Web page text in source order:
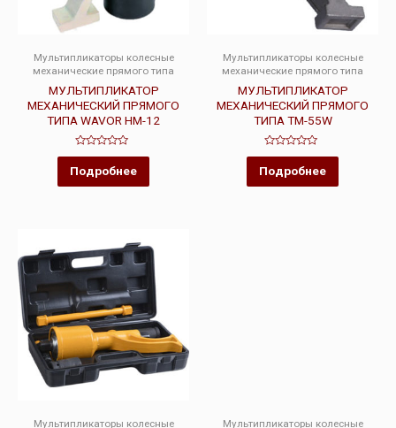
Мультипликаторы колесные
механические прямого типа
МУЛЬТИПЛИКАТОР
МЕХАНИЧЕСКИЙ ПРЯМОГО
ТИПА WAVOR HM-12
Оценка
из
Подробнее
Мультипликаторы колесные
механические прямого типа
МУЛЬТИПЛИКАТОР
МЕХАНИЧЕСКИЙ ПРЯМОГО
ТИПА TM-55W
Оценка
из
Подробнее
Мультипликаторы колесные Мультипликаторы колесные